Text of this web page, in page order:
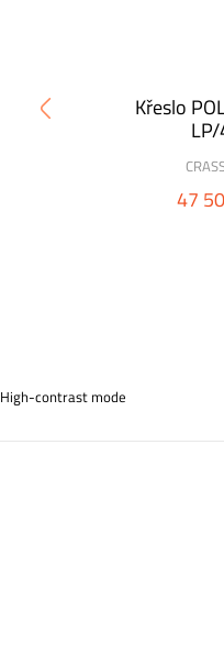
R/SB Křeslo
47
High-contrast mode